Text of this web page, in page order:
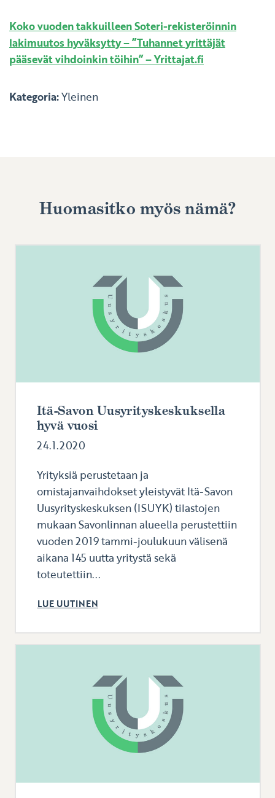
Koko vuoden takkuilleen Soteri-rekisteröinnin
lakimuutos hyväksytty – ”Tuhannet yrittäjät
pääsevät vihdoinkin töihin” – Yrittajat.fi
Kategoria:Yleinen
Huomasitko myös nämä?
Itä-Savon Uusyrityskeskuksella
hyvä vuosi
24.1.2020
Yrityksiä perustetaan ja
omistajanvaihdokset yleistyvät Itä-Savon
Uusyrityskeskuksen (ISUYK) tilastojen
mukaan Savonlinnan alueella perustettiin
vuoden 2019 tammi-joulukuun välisenä
aikana 145 uutta yritystä sekä
toteutettiin...
LUE UUTINEN